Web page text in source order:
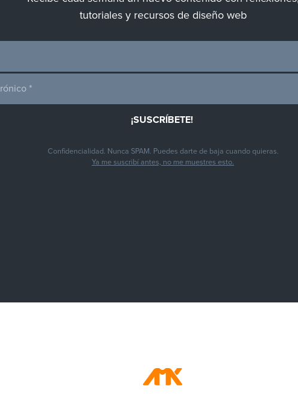
tutoriales y recursos de diseño web
Confidencialidad. Nunca SPAM. Puedes darte de baja cuando quieras.
Ya me suscribí antes, no me muestres esto.